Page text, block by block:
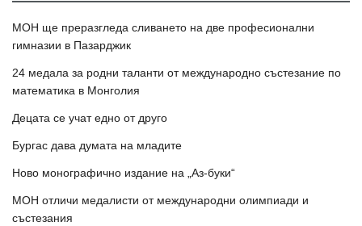
МОН ще преразгледа сливането на две професионални
гимназии в Пазарджик
24 медала за родни таланти от международно състезание по
математика в Монголия
Децата се учат едно от друго
Бургас дава думата на младите
Ново монографично издание на „Аз-буки“
МОН отличи медалисти от международни олимпиади и
състезания